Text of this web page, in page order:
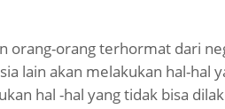
orang-orang terhormat dari
lain akan melakukan hal-hal
hal -hal yang tidak bisa